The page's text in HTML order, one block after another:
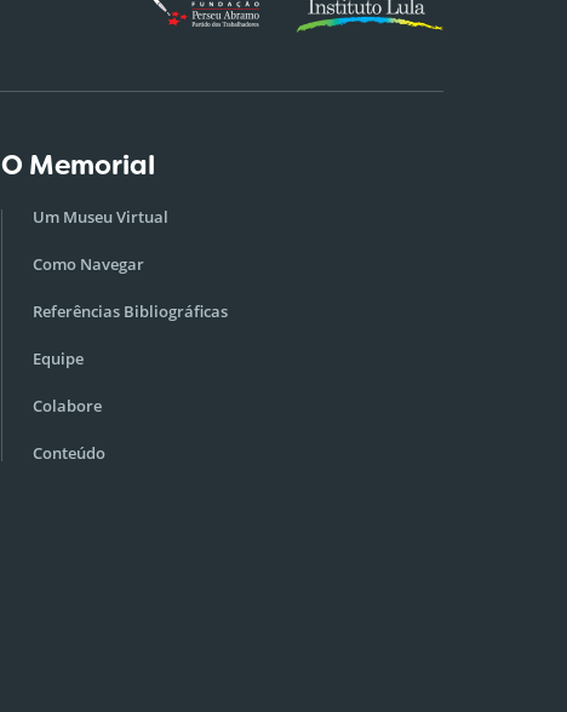
O Memorial
Um Museu Virtual
Como Navegar
Referências Bibliográficas
Equipe
Colabore
Conteúdo